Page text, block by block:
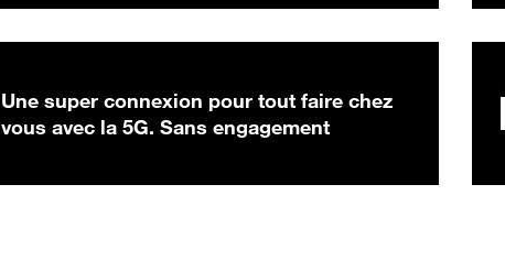
Une super connexion pour tout faire chez
vous avec la 5G. Sans engagement